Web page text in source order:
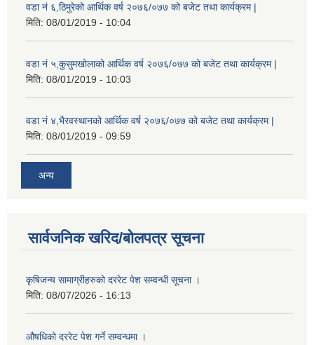
वडा नं ६,ठिमुरेको आर्थिक वर्ष २०७६/०७७ को बजेट तथा कार्यक्रम |
मिति: 08/01/2019 - 10:04
वडा नं ५,कुसुमखोलाको आर्थिक वर्ष २०७६/०७७ को बजेट तथा कार्यक्रम |
मिति: 08/01/2019 - 10:03
वडा नं ४,भैरवस्थानको आर्थिक वर्ष २०७६/०७७ को बजेट तथा कार्यक्रम |
मिति: 08/01/2019 - 09:59
अन्य
सार्वजनिक खरिद/बोलपत्र सूचना
कृषिजन्य सामाग्रीहरुको दररेट पेश सम्वन्धी सूचना ।
मिति: 08/07/2026 - 16:13
औषधिको दररेट पेश गर्ने सम्वन्धमा ।